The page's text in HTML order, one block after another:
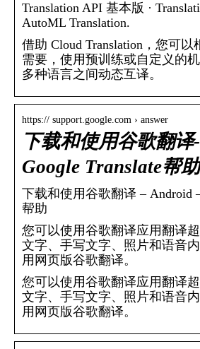
Translation API 基本版 ·
AutoML Translation.
借助 Cloud Translation，您可
需要，使用预训练或自定义的
多种语言之间动态互译。
https:// support.google.com › answer
下载和使用谷歌翻
Google Translate帮助
下载和使用谷歌翻译 – Android
帮助
您可以使用谷歌翻译应用翻译
文字、手写文字、照片和语音
用网页版谷歌翻译。
您可以使用谷歌翻译应用翻译
文字、手写文字、照片和语音
用网页版谷歌翻译。